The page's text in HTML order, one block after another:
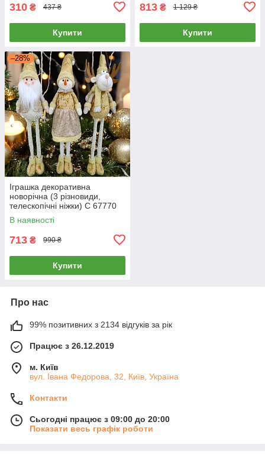
310 ₴ 437 ₴
Купити
813 ₴ 1 129 ₴
Купити
–28%
Іграшка декоративна
новорічна (3 різновиди,
телескопічні ніжки) C 67770
В наявності
713 ₴ 990 ₴
Купити
Про нас
99% позитивних з 2134 відгуків за рік
Працює з 26.12.2019
м. Київ
вул. Івана Федорова, 32, Київ, Україна
Контакти
Сьогодні працює з 09:00 до 20:00
Показати весь графік роботи